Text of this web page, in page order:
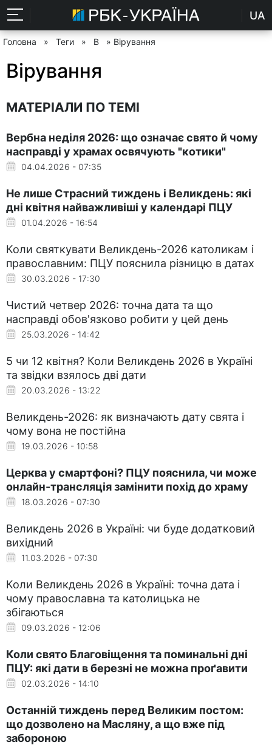
UA
Головна » Теги » В » Вірування
Вірування
МАТЕРІАЛИ ПО ТЕМІ
Вербна неділя 2026: що означає свято й чому
насправді у храмах освячують "котики"
04.04.2026 - 07:35
Не лише Страсний тиждень і Великдень: які
дні квітня найважливіші у календарі ПЦУ
01.04.2026 - 16:54
Коли святкувати Великдень-2026 католикам і
православним: ПЦУ пояснила різницю в датах
30.03.2026 - 17:30
Чистий четвер 2026: точна дата та що
насправді обов'язково робити у цей день
25.03.2026 - 14:42
5 чи 12 квітня? Коли Великдень 2026 в Україні
та звідки взялось дві дати
20.03.2026 - 13:22
Великдень-2026: як визначають дату свята і
чому вона не постійна
19.03.2026 - 10:58
Церква у смартфоні? ПЦУ пояснила, чи може
онлайн-трансляція замінити похід до храму
18.03.2026 - 07:30
Великдень 2026 в Україні: чи буде додатковий
вихідний
11.03.2026 - 07:30
Коли Великдень 2026 в Україні: точна дата і
чому православна та католицька не
збігаються
09.03.2026 - 12:06
Коли свято Благовіщення та поминальні дні
ПЦУ: які дати в березні не можна проґавити
02.03.2026 - 14:10
Останній тиждень перед Великим постом:
що дозволено на Масляну, а що вже під
забороною